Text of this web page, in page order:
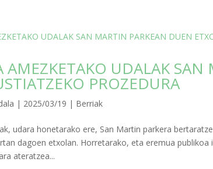
AMEZKETAKO UDALAK SAN
PROZEDURA
| 2025/03/19 | Berriak
udara honetarako ere, San Martin parkera
dagoen etxolan. Horretarako, eta eremua
ateratzea...